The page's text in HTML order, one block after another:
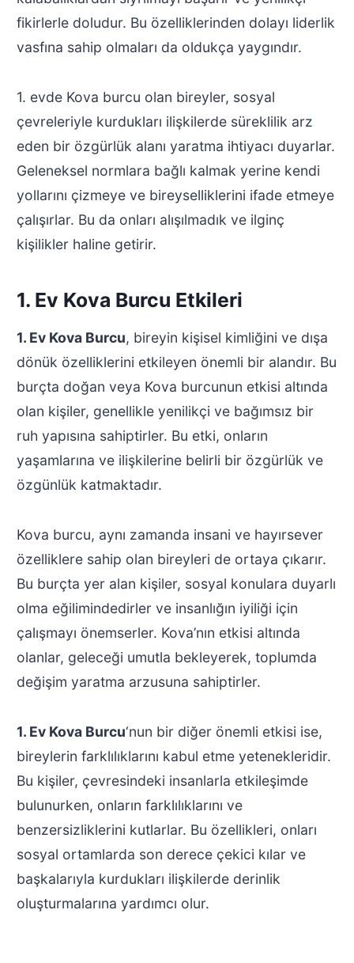
fikirlerle doludur. Bu özelliklerinden dolayı liderlik
vasfına sahip olmaları da oldukça yaygındır.
1. evde Kova burcu olan bireyler, sosyal
çevreleriyle kurdukları ilişkilerde süreklilik arz
eden bir özgürlük alanı yaratma ihtiyacı duyarlar.
Geleneksel normlara bağlı kalmak yerine kendi
yollarını çizmeye ve bireyselliklerini ifade etmeye
çalışırlar. Bu da onları alışılmadık ve ilginç
kişilikler haline getirir.
1. Ev Kova Burcu Etkileri
1. Ev Kova Burcu, bireyin kişisel kimliğini ve dışa
dönük özelliklerini etkileyen önemli bir alandır. Bu
burçta doğan veya Kova burcunun etkisi altında
olan kişiler, genellikle yenilikçi ve bağımsız bir
ruh yapısına sahiptirler. Bu etki, onların
yaşamlarına ve ilişkilerine belirli bir özgürlük ve
özgünlük katmaktadır.
Kova burcu, aynı zamanda insani ve hayırsever
özelliklere sahip olan bireyleri de ortaya çıkarır.
Bu burçta yer alan kişiler, sosyal konulara duyarlı
olma eğilimindedirler ve insanlığın iyiliği için
çalışmayı önemserler. Kova’nın etkisi altında
olanlar, geleceği umutla bekleyerek, toplumda
değişim yaratma arzusuna sahiptirler.
1. Ev Kova Burcu‘nun bir diğer önemli etkisi ise,
bireylerin farklılıklarını kabul etme yetenekleridir.
Bu kişiler, çevresindeki insanlarla etkileşimde
bulunurken, onların farklılıklarını ve
benzersizliklerini kutlarlar. Bu özellikleri, onları
sosyal ortamlarda son derece çekici kılar ve
başkalarıyla kurdukları ilişkilerde derinlik
oluşturmalarına yardımcı olur.